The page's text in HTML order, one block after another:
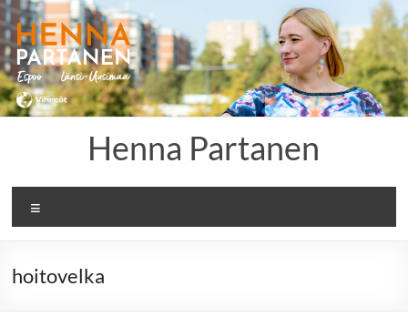
Skip
to
content
Henna Partanen
hoitovelka